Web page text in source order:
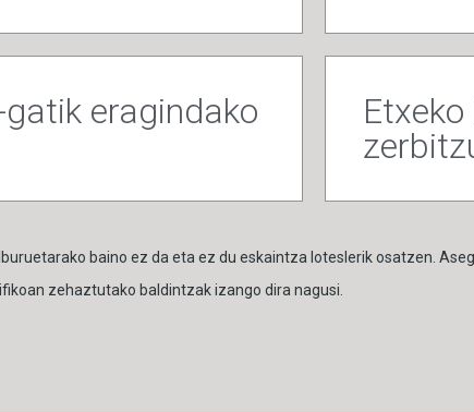
eragindako
baino ez da eta ez du eskaintza loteslerik osatzen.
zehaztutako baldintzak izango dira nagusi.